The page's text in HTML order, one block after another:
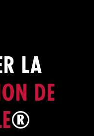
LA
DE
®